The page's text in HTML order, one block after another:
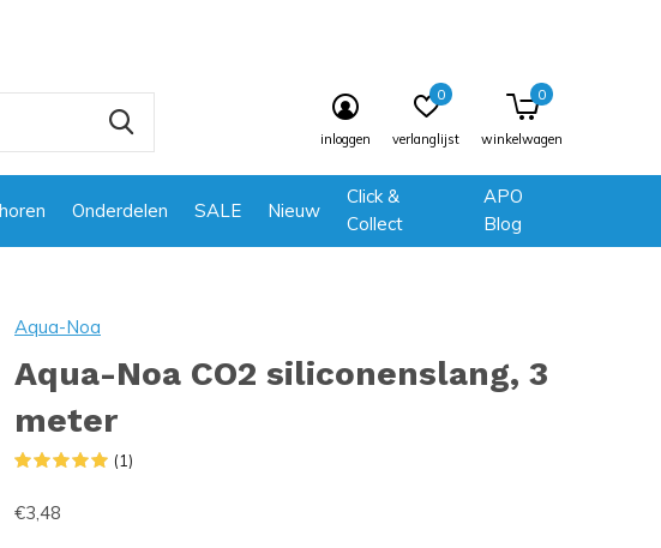
Onderdelen SALE Nieuw
Click &
Collect
APO
Blog
inloggen verlanglijst
0
winkelwagen
0
Aqua-Noa
Aqua-Noa CO2 siliconenslang, 3
meter
(1)
€3,48